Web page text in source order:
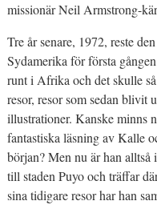
missionär Neil Armstrong-
Tre år senare, 1972, reste
Sydamerika för första
runt i Afrika och det skulle
resor, resor som sedan blivit
illustrationer. Kanske minns
fantastiska läsning av Kalle
början? Men nu är han
till staden Puyo och träffar
sina tidigare resor har han